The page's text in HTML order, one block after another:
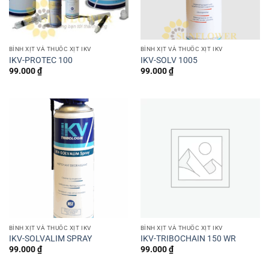
BÌNH XỊT VÀ THUỐC XỊT IKV
IKV-PROTEC 100
99.000₫
BÌNH XỊT VÀ THUỐC XỊT IKV
IKV-SOLV 1005
99.000₫
BÌNH XỊT VÀ THUỐC XỊT IKV
IKV-SOLVALIM SPRAY
99.000₫
BÌNH XỊT VÀ THUỐC XỊT IKV
IKV-TRIBOCHAIN ​​150 WR
99.000₫